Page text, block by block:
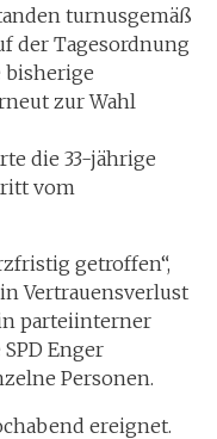
turnusgemäß
der Tagesordnung
zur Wahl
die 33-jährige
vom
getroffen“,
Vertrauensverlust
parteiinterner
Enger
Personen.
ereignet.